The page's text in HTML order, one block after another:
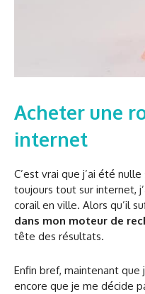
Acheter une
internet
C’est vrai que j’ai été
toujours tout sur internet,
corail en ville. Alors qu’il
dans mon moteur de
tête des résultats.
Enfin bref, maintenant que
encore que je me décide